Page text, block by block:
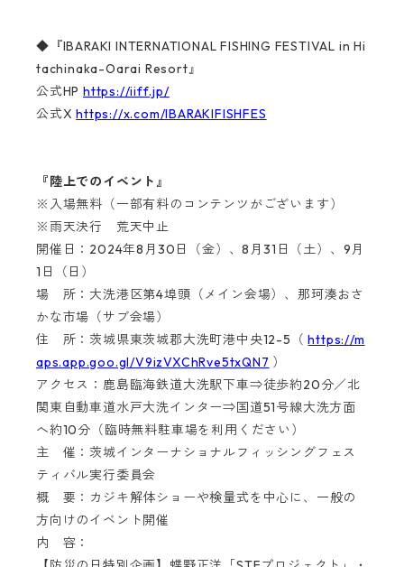
◆『IBARAKI INTERNATIONAL FISHING FESTIVAL in Hi
tachinaka-Oarai Resort』
公式HP https://iiff.jp/
公式Xhttps://x.com/IBARAKIFISHFES
『陸上でのイベント』
※入場無料（一部有料のコンテンツがございます）
※雨天決行 荒天中止
開催日：2024年8月30日（金）、8月31日（土）、9月
1日（日）
場 所：大洗港区第4埠頭（メイン会場）、那珂湊おさ
かな市場（サブ会場）
住 所：茨城県東茨城郡大洗町港中央12-5（https://m
aps.app.goo.gl/V9izVXChRve5txQN7 ）
アクセス：鹿島臨海鉄道大洗駅下車⇒徒歩約20分／北
関東自動車道水戸大洗インター⇒国道51号線大洗方面
へ約10分（臨時無料駐車場を利用ください）
主 催：茨城インターナショナルフィッシングフェス
ティバル実行委員会
概 要：カジキ解体ショーや検量式を中心に、一般の
方向けのイベント開催
内 容：